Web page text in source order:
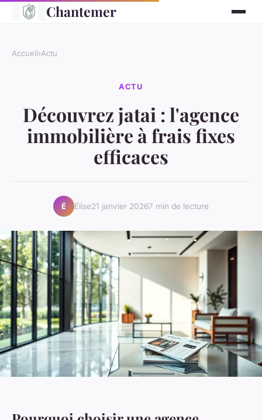
Chantemer
Accueil›Actu
ACTU
Découvrez jatai : l'agence
immobilière à frais fixes
efficaces
É Élise21 janvier 20267 min de lecture